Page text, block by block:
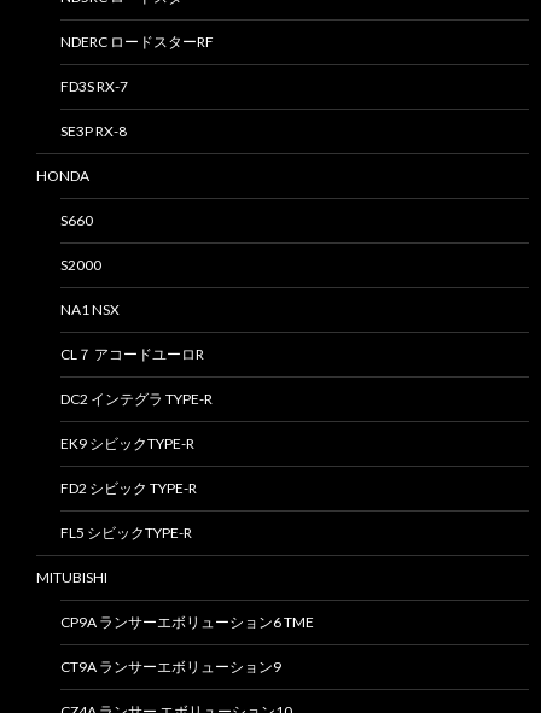
NDERC ロードスターRF
FD3S RX-7
SE3P RX-8
HONDA
S660
S2000
NA1 NSX
CL７ アコードユーロR
DC2 インテグラ TYPE-R
EK9 シビックTYPE-R
FD2 シビック TYPE-R
FL5 シビックTYPE-R
MITUBISHI
CP9A ランサーエボリューション6 TME
CT9A ランサーエボリューション9